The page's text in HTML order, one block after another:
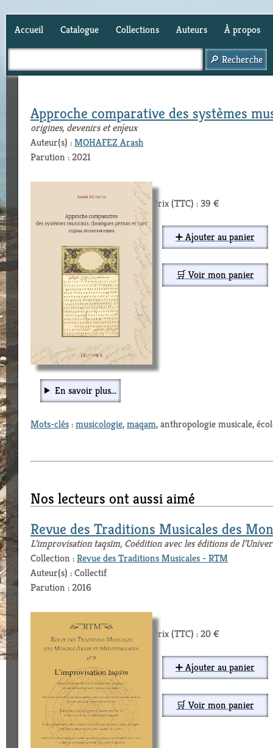
Accueil Catalogue Collections Auteurs À propos
Approche comparative des systèmes
origines, devenirs et enjeux
Auteur(s) :MOHAFEZ Arash
Parution : 2021
Prix (TTC) : 39 €
➕ Ajouter au panier
🛒 Voir mon panier
En savoir plus...
Mots-clés:musicologie,maqam, anthropologie musicale,
Nos lecteurs ont aussi aimé
Revue des Traditions Musicales des
L’improvisation taqsīm, Coédition avec les éditions de
Collection :Revue des Traditions Musicales - RTM
Auteur(s) : Collectif
Parution : 2016
Prix (TTC) : 20 €
➕ Ajouter au panier
🛒 Voir mon panier